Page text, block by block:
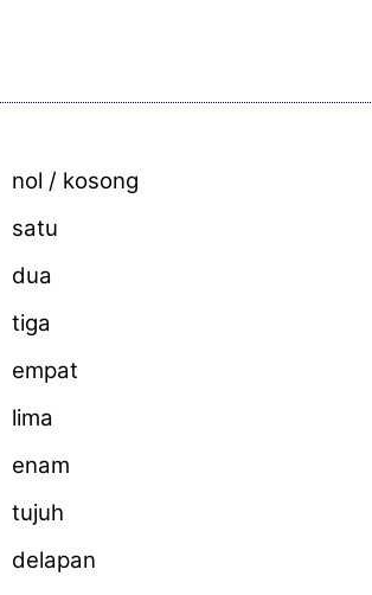
nol / kosong
satu
dua
tiga
empat
lima
enam
tujuh
delapan